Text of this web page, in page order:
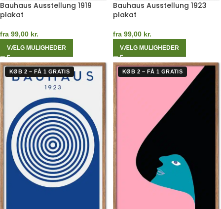
Bauhaus Ausstellung 1919
plakat
fra 99,00 kr.
VÆLG MULIGHEDER
Bauhaus Ausstellung 1923
plakat
fra 99,00 kr.
VÆLG MULIGHEDER
KØB 2 – FÅ 1 GRATIS KØB 2 – FÅ 1 GRATIS